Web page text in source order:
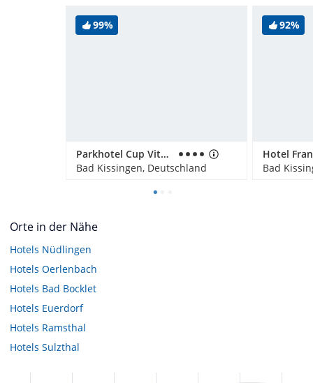
99%
Parkhotel Cup Vitalis
Bad Kissingen, Deutschland
92%
Hotel
Bad
Orte in der Nähe
Hotels Nüdlingen
Hotels Oerlenbach
Hotels Bad Bocklet
Hotels Euerdorf
Hotels Ramsthal
Hotels Sulzthal